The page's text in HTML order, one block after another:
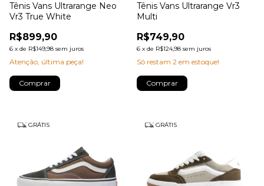
Tênis Vans Ultrarange Neo
Vr3 True White
R$899,90
6 x de R$149,98 sem juros
Atenção, última peça!
Comprar
Tênis Vans Ultrarange Vr3
Multi
R$749,90
6 x de R$124,98 sem juros
Só restam 2 em estoque!
Comprar
GRÁTIS GRÁTIS